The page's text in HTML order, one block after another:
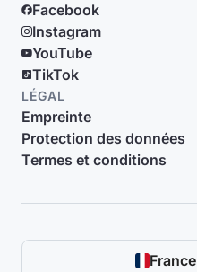
Facebook
Instagram
YouTube
TikTok
LÉGAL
Empreinte
Protection des données
Termes et conditions
France